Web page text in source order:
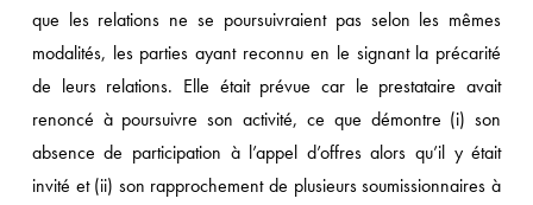
que les relations ne se poursuivraient pas selon les mêmes
modalités, les parties ayant reconnu en le signant la précarité
de leurs relations. Elle était prévue car le prestataire avait
renoncé à poursuivre son activité, ce que démontre (i) son
absence de participation à l’appel d’offres alors qu’il y était
invité et (ii) son rapprochement de plusieurs soumissionnaires à